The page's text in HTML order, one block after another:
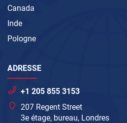
Canada
Inde
Pologne
ADRESSE
+1 205 855 3153
207 Regent Street
3e étage, bureau, Londres